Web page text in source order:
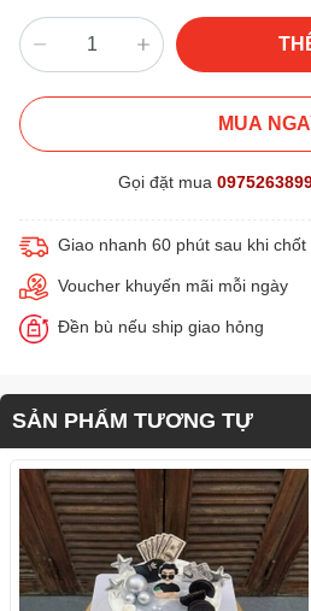
MUA
Gọi đặt mua
Giao nhanh 60 phút sau khi chốt
Voucher khuyến mãi mỗi ngày
Đền bù nếu ship giao hỏng
SẢN PHẨM TƯƠNG TỰ